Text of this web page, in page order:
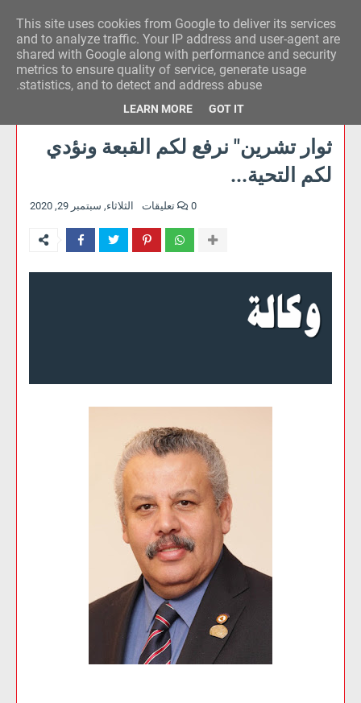
وكالة الحدث للآراء
ثوار تشرين" نرفع لكم القبعة ونؤدي
لكم التحية...
الثلاثاء, سبتمبر 29, 2020 0 تعليقات
This site uses cookies from Google to deliver its services
and to analyze traffic. Your IP address and user-agent are
shared with Google along with performance and security
metrics to ensure quality of service, generate usage
statistics, and to detect and address abuse.
LEARN MORE GOT IT